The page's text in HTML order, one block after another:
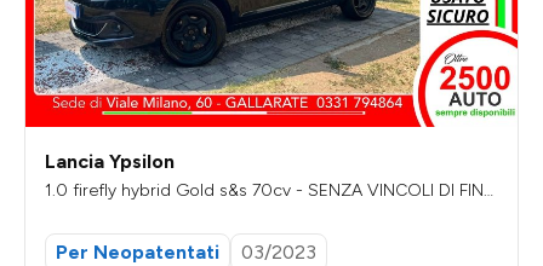
Lancia Ypsilon
1.0 firefly hybrid Gold s&s 70cv - SENZA VINCOLI DI FINA
Per Neopatentati
03/2023